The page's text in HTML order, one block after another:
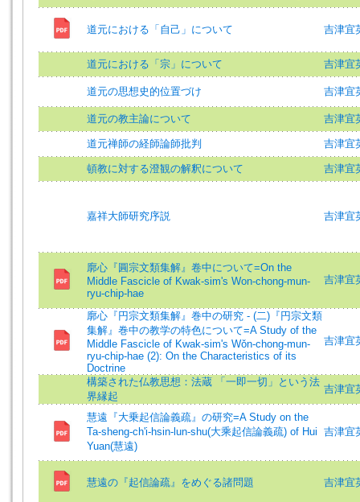
道元における「自己」について 吉津宜
道元における「宗」について 吉津宜
道元の思想史的位置づけ 吉津宜
道元の教主論について 吉津宜
道元禅師の経師論師批判 吉津宜
頓教に対する澄観の解釈について 吉津宜
嘉祥大師研究序説 吉津宜
廓心『圓宗文類集解』卷中について=On the
Middle Fascicle of Kwak-sim's Won-chong-mun-
ryu-chip-hae
吉津宜
廓心『円宗文類集解』巻中の研究 - (二)『円宗文類
集解』巻中の教学の特色について=A Study of the
Middle Fascicle of Kwak-sim's Wǒn-chong-mun-
ryu-chip-hae (2): On the Characteristics of its
Doctrine
吉津宜
構築された仏教思想：法蔵 「一即一切」という法
界縁起
吉津宜
慧遠『大乗起信論義疏』の研究=A Study on the
Ta-sheng-ch'i-hsin-lun-shu(大乘起信論義疏) of Hui
Yuan(慧遠)
吉津宜
慧遠の『起信論疏』をめぐる諸問題 吉津宜